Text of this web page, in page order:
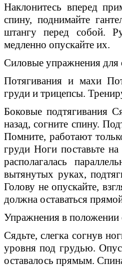
Наклонитесь вперед
спину, поднимайте
штангу перед собой.
медленно опускайте их.
Силовые упражнения
Потягивания и махи
груди и трицепсы.
Боковые подтягивания
назад, согните спину.
Помните, работают
груди Ноги поставьте
располагалась
вытянутых руках,
Голову не опускайте,
должна оставаться
Упражнения в положении
Сядьте, слегка согнув
уровня под грудью.
оставалось прямым.